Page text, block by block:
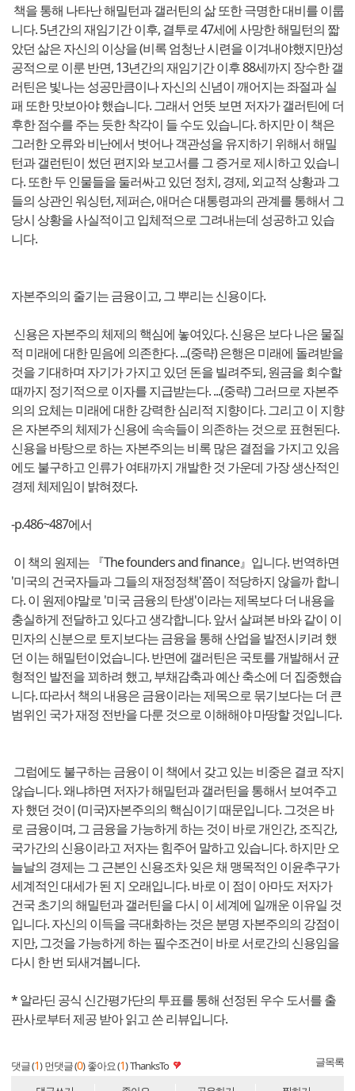
책을 통해 나타난 해밀턴과 갤러틴의 삶 또한 극명한 대비를 이룹
니다. 5년간의 재임기간 이후, 결투로 47세에 사망한 해밀턴의 짧
았던 삶은 자신의 이상을 (비록 엄청난 시련을 이겨내야했지만)성
공적으로 이룬 반면, 13년간의 재임기간 이후 88세까지 장수한 갤
러틴은 빛나는 성공만큼이나 자신의 신념이 깨어지는 좌절과 실
패 또한 맛보아야 했습니다. 그래서 언뜻 보면 저자가 갤러틴에 더
후한 점수를 주는 듯한 착각이 들 수도 있습니다. 하지만 이 책은
그러한 오류와 비난에서 벗어나 객관성을 유지하기 위해서 해밀
턴과 갤런틴이 썼던 편지와 보고서를 그 증거로 제시하고 있습니
다. 또한 두 인물들을 둘러싸고 있던 정치, 경제, 외교적 상황과 그
들의 상관인 워싱턴, 제퍼슨, 애머슨 대통령과의 관계를 통해서 그
당시 상황을 사실적이고 입체적으로 그려내는데 성공하고 있습
니다.
자본주의의 줄기는 금융이고, 그 뿌리는 신용이다.
신용은 자본주의 체제의 핵심에 놓여있다. 신용은 보다 나은 물질
적 미래에 대한 믿음에 의존한다. ...(중략) 은행은 미래에 돌려받을
것을 기대하며 자기가 가지고 있던 돈을 빌려주되, 원금을 회수할
때까지 정기적으로 이자를 지급받는다. ...(중략) 그러므로 자본주
의의 요체는 미래에 대한 강력한 심리적 지향이다. 그리고 이 지향
은 자본주의 체제가 신용에 속속들이 의존하는 것으로 표현된다.
신용을 바탕으로 하는 자본주의는 비록 많은 결점을 가지고 있음
에도 불구하고 인류가 여태까지 개발한 것 가운데 가장 생산적인
경제 체제임이 밝혀졌다.
-p.486~487에서
이 책의 원제는 『The founders and finance』입니다. 번역하면
'미국의 건국자들과 그들의 재정정책'쯤이 적당하지 않을까 합니
다. 이 원제야말로 '미국 금융의 탄생'이라는 제목보다 더 내용을
충실하게 전달하고 있다고 생각합니다. 앞서 살펴본 바와 같이 이
민자의 신분으로 토지보다는 금융을 통해 산업을 발전시키려 했
던 이는 해밀턴이었습니다. 반면에 갤러틴은 국토를 개발해서 균
형적인 발전을 꾀하려 했고, 부채감축과 예산 축소에 더 집중했습
니다. 따라서 책의 내용은 금융이라는 제목으로 묶기보다는 더 큰
범위인 국가 재정 전반을 다룬 것으로 이해해야 마땅할 것입니다.
그럼에도 불구하는 금융이 이 책에서 갖고 있는 비중은 결코 작지
않습니다. 왜냐하면 저자가 해밀턴과 갤러틴을 통해서 보여주고
자 했던 것이 (미국)자본주의의 핵심이기 때문입니다. 그것은 바
로 금융이며, 그 금융을 가능하게 하는 것이 바로 개인간, 조직간,
국가간의 신용이라고 저자는 힘주어 말하고 있습니다. 하지만 오
늘날의 경제는 그 근본인 신용조차 잊은 채 맹목적인 이윤추구가
세계적인 대세가 된 지 오래입니다. 바로 이 점이 아마도 저자가
건국 초기의 해밀턴과 갤러틴을 다시 이 세계에 일깨운 이유일 것
입니다. 자신의 이득을 극대화하는 것은 분명 자본주의의 강점이
지만, 그것을 가능하게 하는 필수조건이 바로 서로간의 신용임을
다시 한 번 되새겨봅니다.
* 알라딘 공식 신간평가단의 투표를 통해 선정된 우수 도서를 출
판사로부터 제공 받아 읽고 쓴 리뷰입니다.
댓글 (1) 먼댓글 (0) 좋아요 (1)ThanksTo 글목록